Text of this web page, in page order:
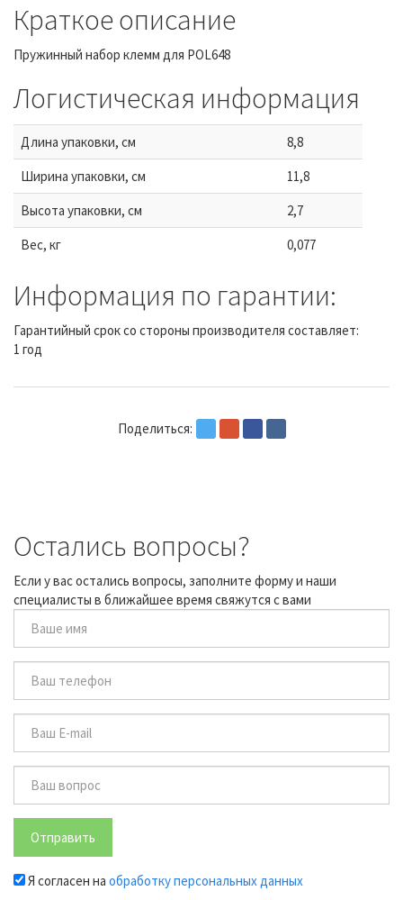
Краткое описание
Пружинный набор клемм для POL648
Логистическая информация
Длина упаковки, см
8,8
Ширина упаковки, см
11,8
Высота упаковки, см
2,7
Вес, кг
0,077
Информация по гарантии:
Гарантийный срок со стороны производителя составляет:
1 год
Поделиться:
Остались вопросы?
Если у вас остались вопросы, заполните форму и наши
специалисты в ближайшее время свяжутся с вами
Отправить
Я согласен на обработку персональных данных